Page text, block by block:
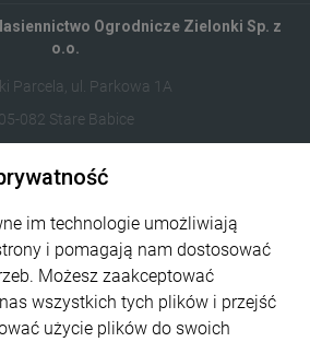
Ogrodnicze Zielonki Sp. z
o.o.
Parcela, ul. Parkowa 1A
05-082 Stare Babice
122821412
Informacje
Obsługa zamówień
im technologie umożliwiają
i pomagają nam dostosować
Możesz zaakceptować
wszystkich tych plików i przejść
użycie plików do swoich